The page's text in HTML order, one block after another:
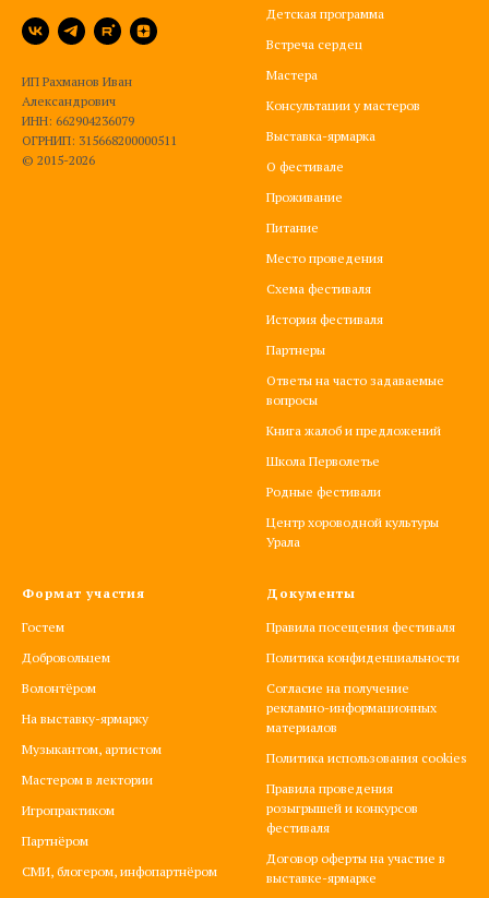
ИП Рахманов Иван
Александрович
ИНН: 662904236079
ОГРНИП: 315668200000511
© 2015-2026
Детская программа
Встреча сердец
Мастера
Консультации у мастеров
Выставка-ярмарка
О фестивале
Проживание
Питание
Место проведения
Схема фестиваля
История фестиваля
Партнеры
Ответы на часто задаваемые
вопросы
Книга жалоб и предложений
Школа Перволетье
Родные фестивали
Центр хороводной культуры
Урала
Формат участия
Гостем
Добровольцем
Волонтёром
На выставку-ярмарку
Музыкантом, артистом
Мастером в лектории
Игропрактиком
Партнёром
СМИ, блогером, инфопартнёром
Документы
Правила посещения фестиваля
Политика конфиденциальности
Согласие на получение
рекламно-информационных
материалов
Политика использования cookies
Правила проведения
розыгрышей и конкурсов
фестиваля
Договор оферты на участие в
выставке-ярмарке